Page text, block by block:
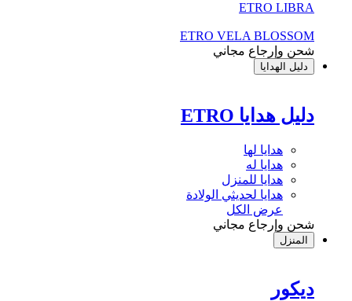
ETRO LIBRA
ETRO VELA BLOSSOM
شحن وإرجاع مجاني
دليل الهدايا
دليل هدايا ETRO
هدايا لها
هدايا له
هدايا للمنزل
هدايا لحديثي الولادة
عرض الكل
شحن وإرجاع مجاني
المنزل
ديكور